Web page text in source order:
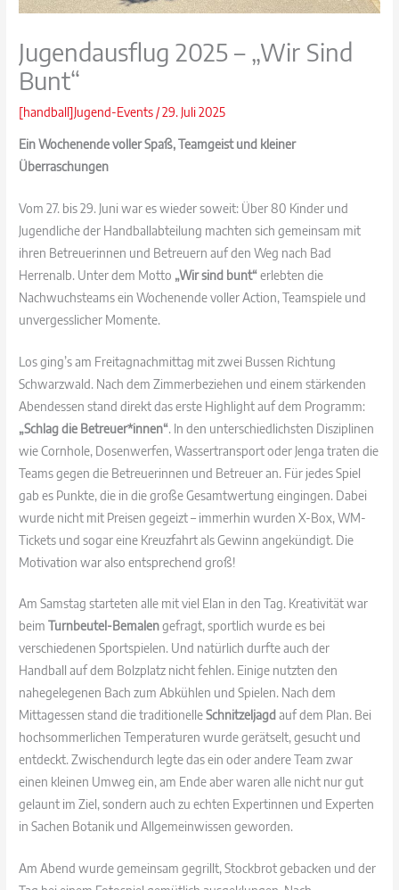
Jugendausflug 2025 – „Wir Sind
Bunt“
[handball]Jugend-Events /29. Juli 2025
Ein Wochenende voller Spaß, Teamgeist und kleiner
Überraschungen
Vom 27. bis 29. Juni war es wieder soweit: Über 80 Kinder und
Jugendliche der Handballabteilung machten sich gemeinsam mit
ihren Betreuerinnen und Betreuern auf den Weg nach Bad
Herrenalb. Unter dem Motto „Wir sind bunt“erlebten die
Nachwuchsteams ein Wochenende voller Action, Teamspiele und
unvergesslicher Momente.
Los ging’s am Freitagnachmittag mit zwei Bussen Richtung
Schwarzwald. Nach dem Zimmerbeziehen und einem stärkenden
Abendessen stand direkt das erste Highlight auf dem Programm:
„Schlag die Betreuer*innen“. In den unterschiedlichsten Disziplinen
wie Cornhole, Dosenwerfen, Wassertransport oder Jenga traten die
Teams gegen die Betreuerinnen und Betreuer an. Für jedes Spiel
gab es Punkte, die in die große Gesamtwertung eingingen. Dabei
wurde nicht mit Preisen gegeizt – immerhin wurden X-Box, WM-
Tickets und sogar eine Kreuzfahrt als Gewinn angekündigt. Die
Motivation war also entsprechend groß!
Am Samstag starteten alle mit viel Elan in den Tag. Kreativität war
beimTurnbeutel-Bemalengefragt, sportlich wurde es bei
verschiedenen Sportspielen. Und natürlich durfte auch der
Handball auf dem Bolzplatz nicht fehlen. Einige nutzten den
nahegelegenen Bach zum Abkühlen und Spielen. Nach dem
Mittagessen stand die traditionelleSchnitzeljagd auf dem Plan. Bei
hochsommerlichen Temperaturen wurde gerätselt, gesucht und
entdeckt. Zwischendurch legte das ein oder andere Team zwar
einen kleinen Umweg ein, am Ende aber waren alle nicht nur gut
gelaunt im Ziel, sondern auch zu echten Expertinnen und Experten
in Sachen Botanik und Allgemeinwissen geworden.
Am Abend wurde gemeinsam gegrillt, Stockbrot gebacken und der